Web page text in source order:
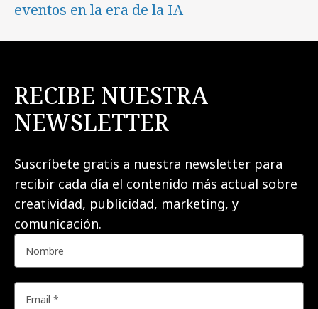
eventos en la era de la IA
RECIBE NUESTRA
NEWSLETTER
Suscríbete gratis a nuestra newsletter para
recibir cada día el contenido más actual sobre
creatividad, publicidad, marketing, y
comunicación.